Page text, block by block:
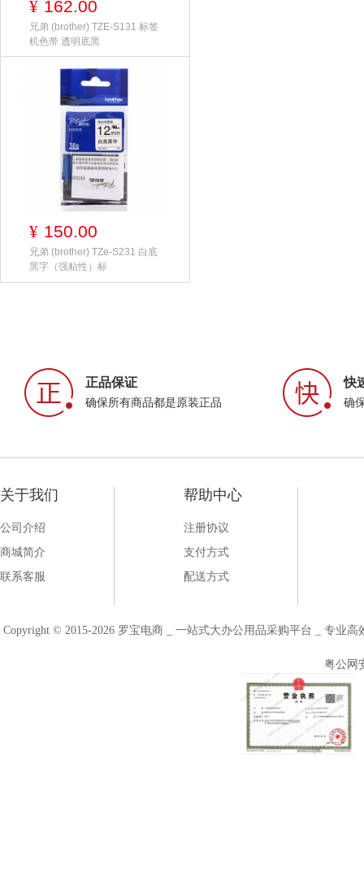
¥ 162.00
兄弟 (brother) TZE-S131 标签
机色带 透明底黑
¥ 150.00
兄弟 (brother) TZe-S231 白底
黑字（强粘性）标
正品保证
确保所有商品都是原装正品
快
确
关于我们
公司介绍
商城简介
联系客服
帮助中心
注册协议
支付方式
配送方式
Copyright © 2015-2026 罗宝电商 _ 一站式大办公用品采购平台 _ 专业
粤公网